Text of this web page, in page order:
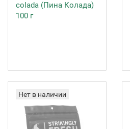
colada (Пина Колада)
100 г
Нет в наличии